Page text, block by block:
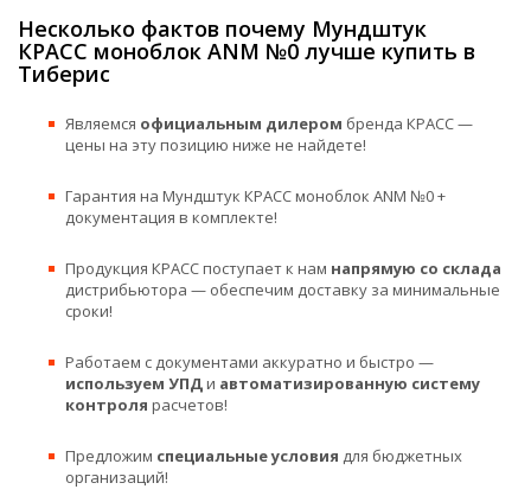
Несколько фактов почему Мундштук
КРАСС моноблок ANM №0 лучше купить в
Тиберис
Являемся официальным дилером бренда КРАСС —
цены на эту позицию ниже не найдете!
Гарантия на Мундштук КРАСС моноблок ANM №0 +
документация в комплекте!
Продукция КРАСС поступает к нам напрямую со склада
дистрибьютора — обеспечим доставку за минимальные
сроки!
Работаем с документами аккуратно и быстро —
используем УПДи автоматизированную систему
контроля расчетов!
Предложим специальные условия для бюджетных
организаций!